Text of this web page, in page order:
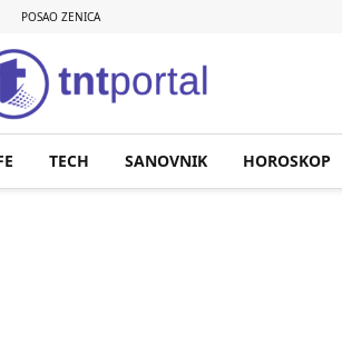
POSAO ZENICA
TECH SANOVNIK HOROSKOP